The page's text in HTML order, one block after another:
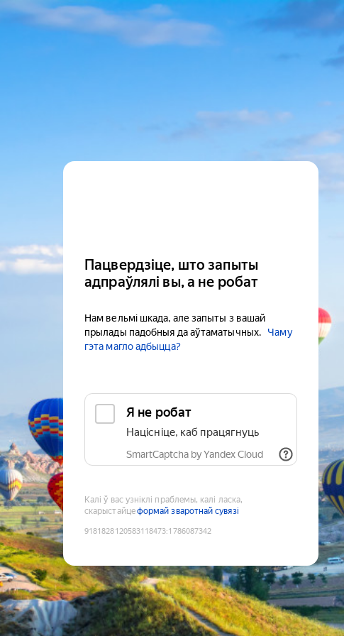
Пацвердзіце, што запыты
адпраўлялі вы, а не робат
Нам вельмі шкада, але запыты з вашай
прылады падобныя да аўтаматычных.
Чаму
гэта магло адбыцца?
Я не робат
Націсніце, каб працягнуць
SmartCaptcha by Yandex Cloud
Калі ў вас узніклі праблемы, калі ласка,
скарыстайцеформай зваротнай сувязі
9181828120583118473:1786087342